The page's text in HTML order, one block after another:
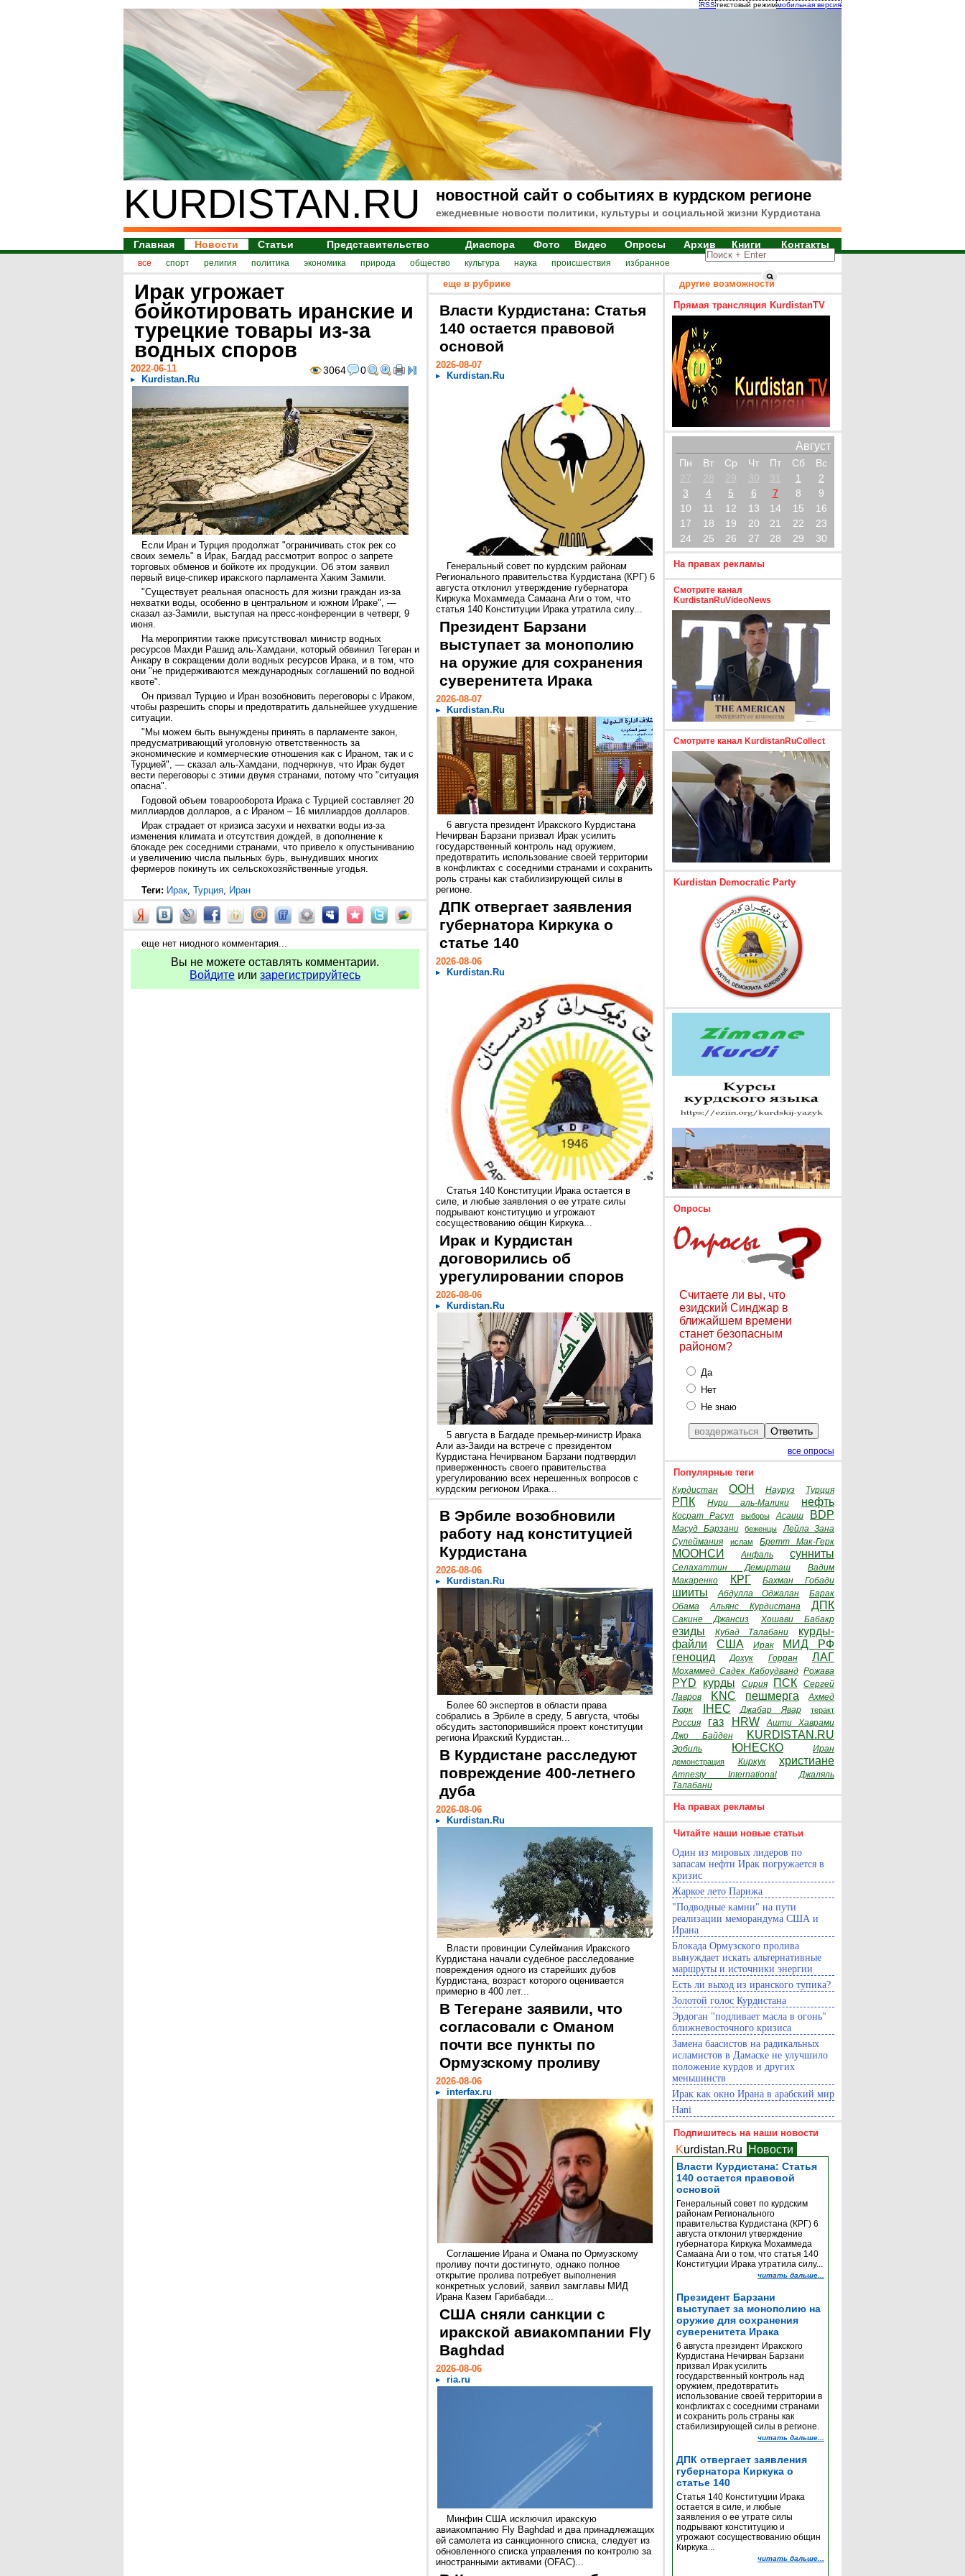
RSSтекстовый режиммобильная версия
KURDISTAN.RU новостной сайт о событиях в курдском регионе
ежедневные новости политики, культуры и социальной жизни Курдистана
Главная Новости Статьи Представительство Диаспора Фото Видео Опросы Архив Книги Контакты
все спорт религия политика экономика природа общество культура наука происшествия избранное
Ирак угрожает
бойкотировать иранские и
турецкие товары из-за
водных споров
3064 0
2022-06-11
Kurdistan.Ru
Если Иран и Турция продолжат "ограничивать сток рек со
своих земель" в Ирак, Багдад рассмотрит вопрос о запрете
торговых обменов и бойкоте их продукции. Об этом заявил
первый вице-спикер иракского парламента Хаким Замили.
"Существует реальная опасность для жизни граждан из-за
нехватки воды, особенно в центральном и южном Ираке", —
сказал аз-Замили, выступая на пресс-конференции в четверг, 9
июня.
На мероприятии также присутствовал министр водных
ресурсов Махди Рашид аль-Хамдани, который обвинил Тегеран и
Анкару в сокращении доли водных ресурсов Ирака, и в том, что
они "не придерживаются международных соглашений по водной
квоте".
Он призвал Турцию и Иран возобновить переговоры с Ираком,
чтобы разрешить споры и предотвратить дальнейшее ухудшение
ситуации.
"Мы можем быть вынуждены принять в парламенте закон,
предусматривающий уголовную ответственность за
экономические и коммерческие отношения как с Ираном, так и с
Турцией", — сказал аль-Хамдани, подчеркнув, что Ирак будет
вести переговоры с этими двумя странами, потому что "ситуация
опасна".
Годовой объем товарооборота Ирака с Турцией составляет 20
миллиардов долларов, а с Ираном – 16 миллиардов долларов.
Ирак страдает от кризиса засухи и нехватки воды из-за
изменения климата и отсутствия дождей, в дополнение к
блокаде рек соседними странами, что привело к опустыниванию
и увеличению числа пыльных бурь, вынудивших многих
фермеров покинуть их сельскохозяйственные угодья.
Теги: Ирак, Турция, Иран
еще нет ниодного комментария...
Вы не можете оставлять комментарии.
Войдите или зарегистрируйтесь
еще в рубрике
Власти Курдистана: Статья
140 остается правовой
основой
2026-08-07
Kurdistan.Ru
Генеральный совет по курдским районам
Регионального правительства Курдистана (КРГ) 6
августа отклонил утверждение губернатора
Киркука Мохаммеда Самаана Аги о том, что
статья 140 Конституции Ирака утратила силу...
Президент Барзани
выступает за монополию
на оружие для сохранения
суверенитета Ирака
2026-08-07
Kurdistan.Ru
6 августа президент Иракского Курдистана
Нечирван Барзани призвал Ирак усилить
государственный контроль над оружием,
предотвратить использование своей территории
в конфликтах с соседними странами и сохранить
роль страны как стабилизирующей силы в
регионе.
ДПК отвергает заявления
губернатора Киркука о
статье 140
2026-08-06
Kurdistan.Ru
Статья 140 Конституции Ирака остается в
силе, и любые заявления о ее утрате силы
подрывают конституцию и угрожают
сосуществованию общин Киркука...
Ирак и Курдистан
договорились об
урегулировании споров
2026-08-06
Kurdistan.Ru
5 августа в Багдаде премьер-министр Ирака
Али аз-Заиди на встрече с президентом
Курдистана Нечирваном Барзани подтвердил
приверженность своего правительства
урегулированию всех нерешенных вопросов с
курдским регионом Ирака...
В Эрбиле возобновили
работу над конституцией
Курдистана
2026-08-06
Kurdistan.Ru
Более 60 экспертов в области права
собрались в Эрбиле в среду, 5 августа, чтобы
обсудить застопорившийся проект конституции
региона Иракский Курдистан...
В Курдистане расследуют
повреждение 400-летнего
дуба
2026-08-06
Kurdistan.Ru
Власти провинции Сулеймания Иракского
Курдистана начали судебное расследование
повреждения одного из старейших дубов
Курдистана, возраст которого оценивается
примерно в 400 лет...
В Тегеране заявили, что
согласовали с Оманом
почти все пункты по
Ормузскому проливу
2026-08-06
interfax.ru
Соглашение Ирана и Омана по Ормузскому
проливу почти достигнуто, однако полное
открытие пролива потребует выполнения
конкретных условий, заявил замглавы МИД
Ирана Казем Гарибабади...
США сняли санкции с
иракской авиакомпании Fly
Baghdad
2026-08-06
ria.ru
Минфин США исключил иракскую
авиакомпанию Fly Baghdad и два принадлежащих
ей самолета из санкционного списка, следует из
обновленного списка управления по контролю за
иностранными активами (OFAC)...
другие возможности
Прямая трансляция KurdistanTV
Август
Пн Вт Ср Чт Пт Сб
Вс
27
28 29 30 31 1
2
3
4 5 6 7 8
9
10
11 12 13 14 15
16
17
18 19 20 21 22
23
24
25 26 27 28 29 30
На правах рекламы
Смотрите канал
KurdistanRuVideoNews
Смотрите канал KurdistanRuCollect
Kurdistan Democratic Party
Опросы
Считаете ли вы, что
езидский Синджар в
ближайшем времени
станет безопасным
районом?
Да
Нет
Не знаю
все опросы
Популярные теги
Курдистан ООН Науруз Турция
РПК Нури аль-Малики нефть
Косрат Расул выборы Асаиш BDP
Масуд Барзани беженцы
Лейла Зана
Сулеймания
ислам Бретт Мак-Герк
МООНСИ Анфаль сунниты
Селахаттин Демирташ
Вадим
Макаренко
КРГ Бахман Гобади
шииты Абдулла Оджалан
Барак
Обама
Альянс Курдистана ДПК
Сакине Джансиз Хошави Бабакр
езиды Кубад Талабани
курды-
файли
США Ирак
МИД РФ
геноцид
Дохук Горран ЛАГ
Мохаммед Садек Кабоудванд Рожава
PYD курды Сирия ПСК
Сергей
Лавров
KNC пешмерга
Ахмед
Тюрк
IHEC Джабар Явар теракт
Россия газ HRW
Ашти Хаврами
Джо Байден
KURDISTAN.RU
Эрбиль ЮНЕСКО Иран
демонстрация Киркук христиане
Amnesty International
Джаляль
Талабани
На правах рекламы
Читайте наши новые статьи
Один из мировых лидеров по
запасам нефти Ирак погружается в
кризис
Жаркое лето Парижа
"Подводные камни" на пути
реализации меморандума США и
Ирана
Блокада Ормузского пролива
вынуждает искать альтернативные
маршруты и источники энергии
Есть ли выход из иранского тупика?
Золотой голос Курдистана
Эрдоган "подливает масла в огонь"
ближневосточного кризиса
Замена баасистов на радикальных
исламистов в Дамаске не улучшило
положение курдов и других
меньшинств
Ирак как окно Ирана в арабский мир
Hani
Подпишитесь на наши новости
Kurdistan.Ru Новости
Власти Курдистана: Статья
140 остается правовой
основой
Генеральный совет по курдским
районам Регионального
правительства Курдистана (КРГ) 6
августа отклонил утверждение
губернатора Киркука Мохаммеда
Самаана Аги о том, что статья 140
Конституции Ирака утратила силу...
читать дальше...
Президент Барзани
выступает за монополию на
оружие для сохранения
суверенитета Ирака
6 августа президент Иракского
Курдистана Нечирван Барзани
призвал Ирак усилить
государственный контроль над
оружием, предотвратить
использование своей территории в
конфликтах с соседними странами
и сохранить роль страны как
стабилизирующей силы в регионе.
читать дальше...
ДПК отвергает заявления
губернатора Киркука о
статье 140
Статья 140 Конституции Ирака
остается в силе, и любые
заявления о ее утрате силы
подрывают конституцию и
угрожают сосуществованию общин
Киркука...
читать дальше...